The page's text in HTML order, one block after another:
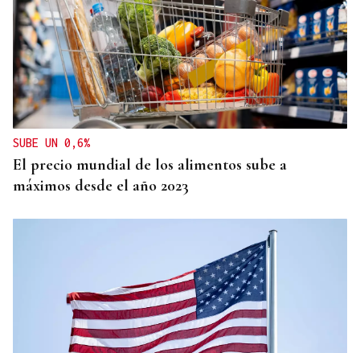
GIRA
El Ballet Folklórico Tupa Marka en gira en España
y Francia
SUBE UN 0,6%
El precio mundial de los alimentos sube a
máximos desde el año 2023